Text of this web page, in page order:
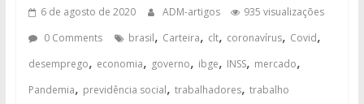
6 de agosto de 2020 ADM-artigos
935 visualizações
0 Comments
brasil, Carteira, clt, coronavírus, Covid,
desemprego, economia, governo, ibge, INSS, mercado,
Pandemia, previdência social, trabalhadores, trabalho